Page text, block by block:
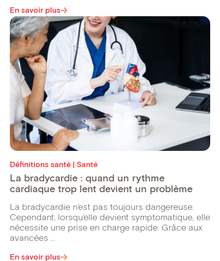
En savoir plus
Définitions santé | Santé
La bradycardie : quand un rythme
cardiaque trop lent devient un problème
La bradycardie n’est pas toujours dangereuse.
Cependant, lorsqu’elle devient symptomatique, elle
nécessite une prise en charge rapide. Grâce aux
avancées ...
En savoir plus